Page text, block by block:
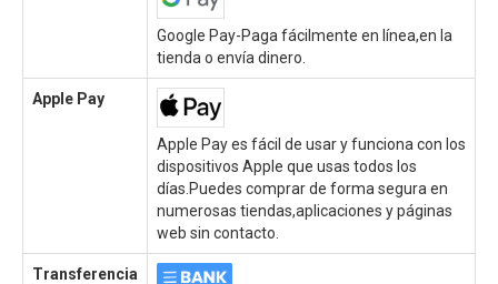
Google Pay-Paga fácilmente en línea,en la
tienda o envía dinero.
Apple Pay
Apple Pay es fácil de usar y funciona con los
dispositivos Apple que usas todos los
días.Puedes comprar de forma segura en
numerosas tiendas,aplicaciones y páginas
web sin contacto.
Transferencia